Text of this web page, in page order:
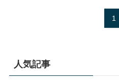
人気記事
1